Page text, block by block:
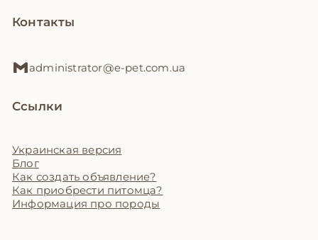
Контакты
administrator@e-pet.com.ua
Ссылки
Украинская версия
Блог
Как создать объявление?
Как приобрести питомца?
Информация про породы